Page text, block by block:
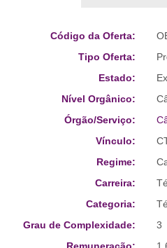
Código da Oferta:
Tipo Oferta:
Estado:
Nível Orgânico:
Órgão/Serviço:
Vínculo:
Regime:
Carreira:
Categoria:
Grau de Complexidade:
3